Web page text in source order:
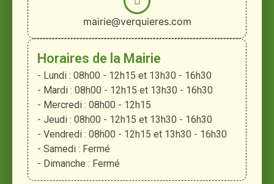
mairie@verquieres.com
Horaires de la Mairie
- Lundi : 08h00 - 12h15 et 13h30 - 16h30
- Mardi : 08h00 - 12h15 et 13h30 - 16h30
- Mercredi : 08h00 - 12h15
- Jeudi : 08h00 - 12h15 et 13h30 - 16h30
- Vendredi : 08h00 - 12h15 et 13h30 - 16h30
- Samedi : Fermé
- Dimanche : Fermé